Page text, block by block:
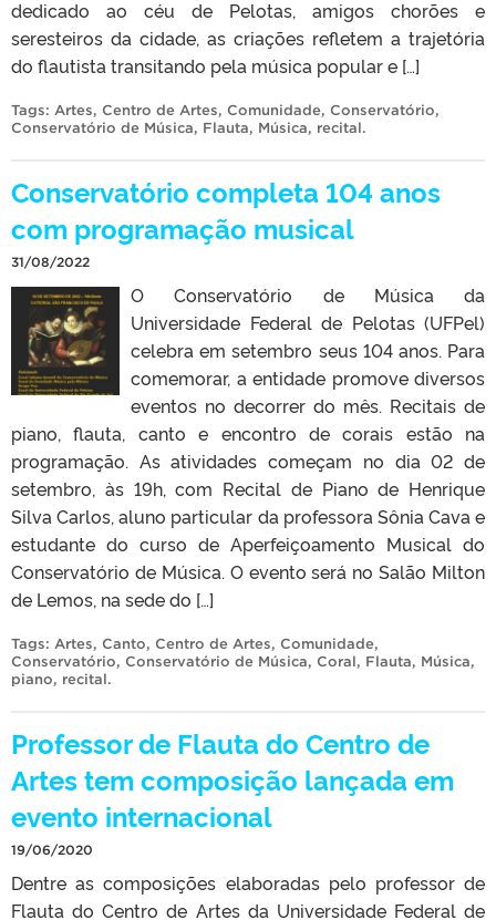
dedicado ao céu de Pelotas, amigos chorões e
seresteiros da cidade, as criações refletem a trajetória
do flautista transitando pela música popular e […]
Tags: Artes, Centro de Artes, Comunidade, Conservatório,
Conservatório de Música, Flauta, Música, recital.
Conservatório completa 104 anos
com programação musical
31/08/2022
O Conservatório de Música da
Universidade Federal de Pelotas (UFPel)
celebra em setembro seus 104 anos. Para
comemorar, a entidade promove diversos
eventos no decorrer do mês. Recitais de
piano, flauta, canto e encontro de corais estão na
programação. As atividades começam no dia 02 de
setembro, às 19h, com Recital de Piano de Henrique
Silva Carlos, aluno particular da professora Sônia Cava e
estudante do curso de Aperfeiçoamento Musical do
Conservatório de Música. O evento será no Salão Milton
de Lemos, na sede do […]
Tags: Artes, Canto, Centro de Artes, Comunidade,
Conservatório, Conservatório de Música, Coral, Flauta, Música,
piano, recital.
Professor de Flauta do Centro de
Artes tem composição lançada em
evento internacional
19/06/2020
Dentre as composições elaboradas pelo professor de
Flauta do Centro de Artes da Universidade Federal de